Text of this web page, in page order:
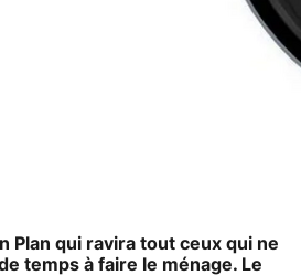
Plan qui ravira tout ceux qui ne
temps à faire le ménage. Le